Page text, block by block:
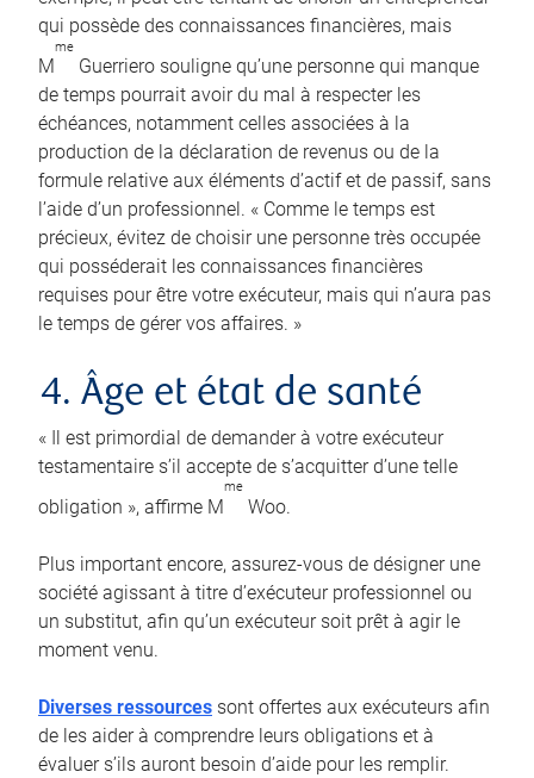
qui possède des connaissances financières, mais
M
me
Guerriero souligne qu’une personne qui manque
de temps pourrait avoir du mal à respecter les
échéances, notamment celles associées à la
production de la déclaration de revenus ou de la
formule relative aux éléments d’actif et de passif, sans
l’aide d’un professionnel. « Comme le temps est
précieux, évitez de choisir une personne très occupée
qui posséderait les connaissances financières
requises pour être votre exécuteur, mais qui n’aura pas
le temps de gérer vos affaires. »
4. Âge et état de santé
« Il est primordial de demander à votre exécuteur
testamentaire s’il accepte de s’acquitter d’une telle
obligation », affirme M
me
Woo.
Plus important encore, assurez-vous de désigner une
société agissant à titre d’exécuteur professionnel ou
un substitut, afin qu’un exécuteur soit prêt à agir le
moment venu.
Diverses ressources sont offertes aux exécuteurs afin
de les aider à comprendre leurs obligations et à
évaluer s’ils auront besoin d’aide pour les remplir.